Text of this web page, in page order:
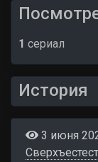
1 сериал
История
3 июня